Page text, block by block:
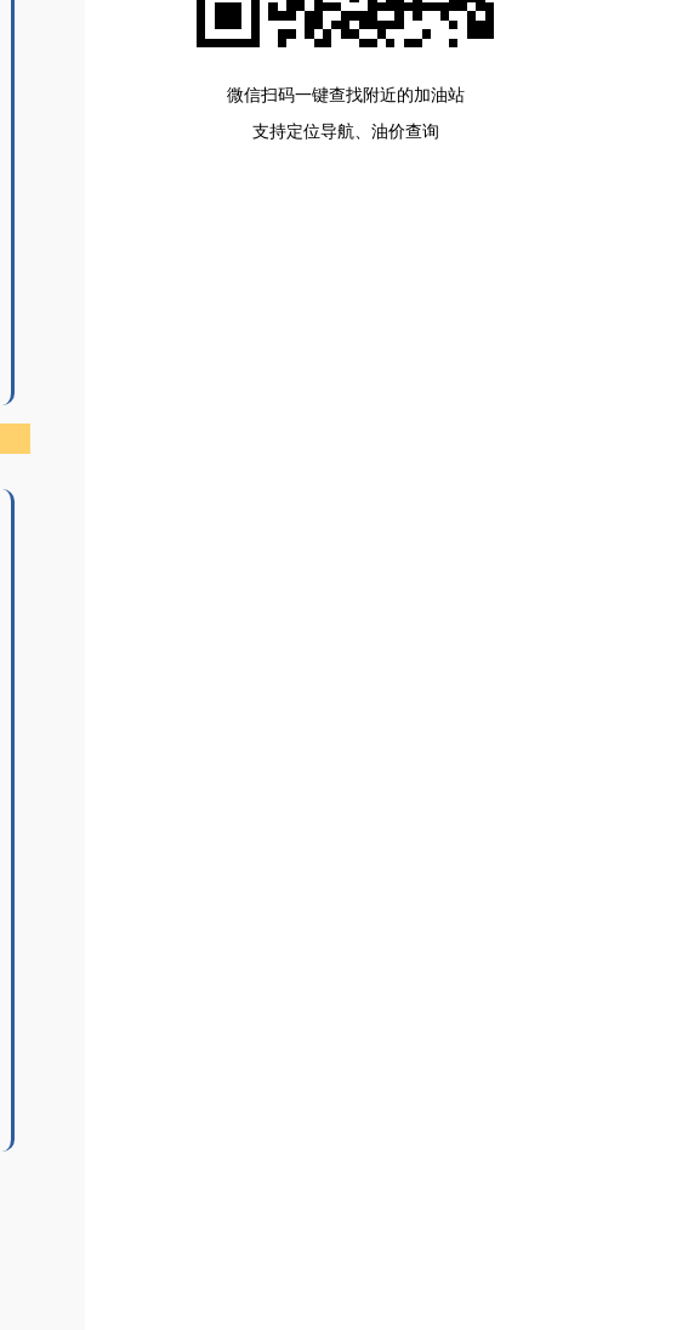
微信扫码一键查找附近的加油站
支持定位导航、油价查询